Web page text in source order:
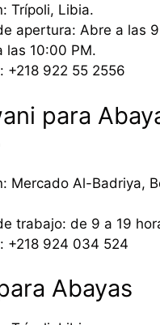
Trípoli, Libia.
apertura: Abre a las
las 10:00 PM.
+218 922 55 2556
para
Mercado Al-Badriya,
trabajo: de 9 a 19
+218 924 034 524
Abayas